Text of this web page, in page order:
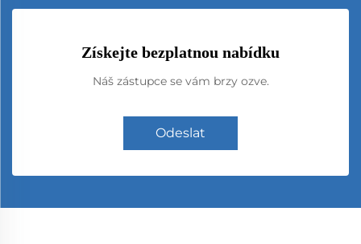
Získejte bezplatnou nabídku
Náš zástupce se vám brzy ozve.
Odeslat